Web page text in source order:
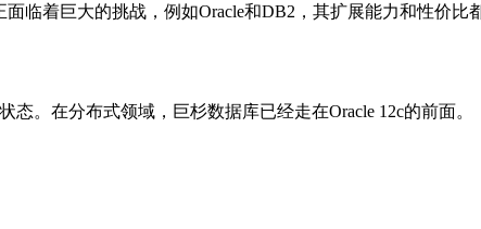
临着巨大的挑战，例如Oracle和DB2，其扩展能力和性价
。在分布式领域，巨杉数据库已经走在Oracle 12c的前面。